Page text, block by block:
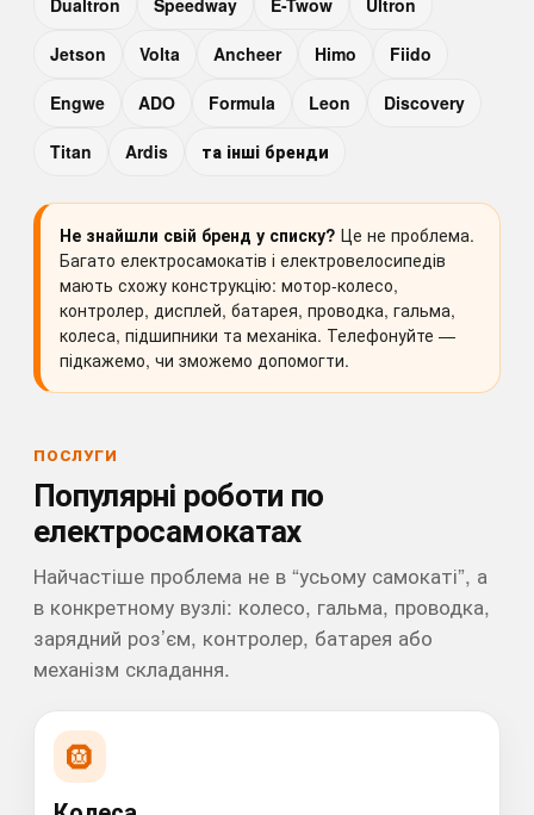
Jetson Volta Ancheer Himo Fiido
Engwe ADO Formula Leon Discovery
Titan Ardis та інші бренди
Не знайшли свій бренд у списку? Це не проблема.
Багато електросамокатів і електровелосипедів
мають схожу конструкцію: мотор-колесо,
контролер, дисплей, батарея, проводка, гальма,
колеса, підшипники та механіка. Телефонуйте —
підкажемо, чи зможемо допомогти.
ПОСЛУГИ
Популярні роботи по
електросамокатах
Найчастіше проблема не в “усьому самокаті”, а
в конкретному вузлі: колесо, гальма, проводка,
зарядний роз’єм, контролер, батарея або
механізм складання.
🛞